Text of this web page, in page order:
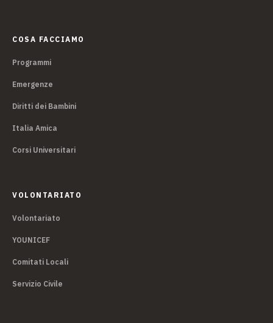
COSA FACCIAMO
Programmi
Emergenze
Diritti dei Bambini
Italia Amica
Corsi Universitari
VOLONTARIATO
Volontariato
YOUNICEF
Comitati Locali
Servizio Civile